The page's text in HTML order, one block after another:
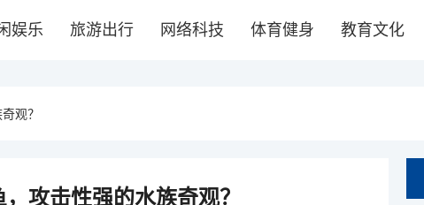
娱乐 旅游出行 网络科技 体育健身 教育文化
观？
攻击性强的水族奇观？